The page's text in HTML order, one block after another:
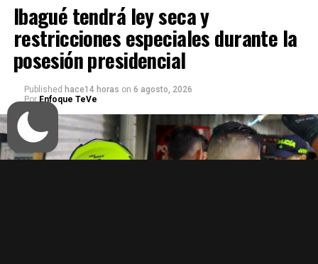
Ibagué tendrá ley seca y
restricciones especiales durante la
posesión presidencial
Published hace14 horas on 6 agosto, 2026
Por Enfoque TeVe